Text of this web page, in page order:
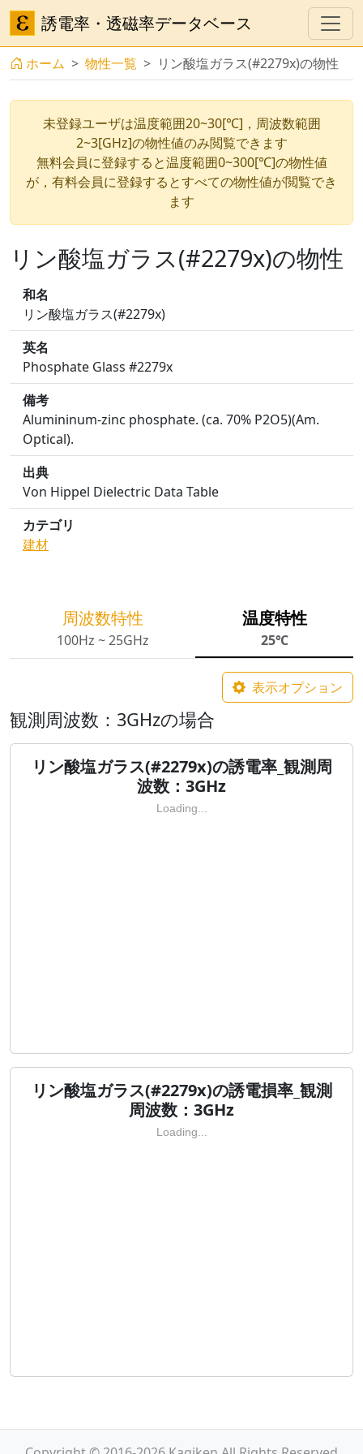
誘電率・透磁率データベース
ホーム 物性一覧 リン酸塩ガラス(#2279x)の物性
未登録ユーザは温度範囲20~30[℃]，周波数範囲
2~3[GHz]の物性値のみ閲覧できます
無料会員に登録すると温度範囲0~300[℃]の物性値
が，有料会員に登録するとすべての物性値が閲覧でき
ます
リン酸塩ガラス(#2279x)の物性
和名
リン酸塩ガラス(#2279x)
英名
Phosphate Glass #2279x
備考
Alumininum-zinc phosphate. (ca. 70% P2O5)(Am.
Optical).
出典
Von Hippel Dielectric Data Table
カテゴリ
建材
周波数特性
100Hz ~ 25GHz
温度特性
25℃
表示オプション
観測周波数：3GHzの場合
リン酸塩ガラス(#2279x)の誘電率_観測周
波数：3GHz
Loading...
リン酸塩ガラス(#2279x)の誘電損率_観測
周波数：3GHz
Loading...